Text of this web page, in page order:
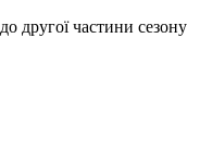
другої частини сезону